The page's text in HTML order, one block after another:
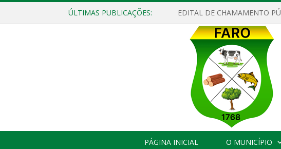
ÚLTIMAS PUBLICAÇÕES: EDITAL DE CHAMAMENTO
PÁGINA INICIAL O MUNICÍPIO